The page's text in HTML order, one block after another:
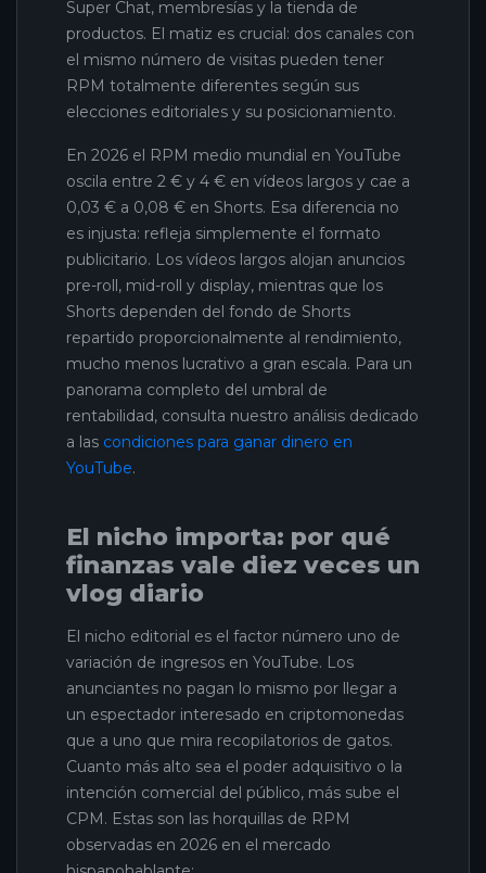
Super Chat, membresías y la tienda de
productos. El matiz es crucial: dos canales con
el mismo número de visitas pueden tener
RPM totalmente diferentes según sus
elecciones editoriales y su posicionamiento.
En 2026 el RPM medio mundial en YouTube
oscila entre 2 € y 4 € en vídeos largos y cae a
0,03 € a 0,08 € en Shorts. Esa diferencia no
es injusta: refleja simplemente el formato
publicitario. Los vídeos largos alojan anuncios
pre-roll, mid-roll y display, mientras que los
Shorts dependen del fondo de Shorts
repartido proporcionalmente al rendimiento,
mucho menos lucrativo a gran escala. Para un
panorama completo del umbral de
rentabilidad, consulta nuestro análisis dedicado
a las condiciones para ganar dinero en
YouTube.
El nicho importa: por qué
finanzas vale diez veces un
vlog diario
El nicho editorial es el factor número uno de
variación de ingresos en YouTube. Los
anunciantes no pagan lo mismo por llegar a
un espectador interesado en criptomonedas
que a uno que mira recopilatorios de gatos.
Cuanto más alto sea el poder adquisitivo o la
intención comercial del público, más sube el
CPM. Estas son las horquillas de RPM
observadas en 2026 en el mercado